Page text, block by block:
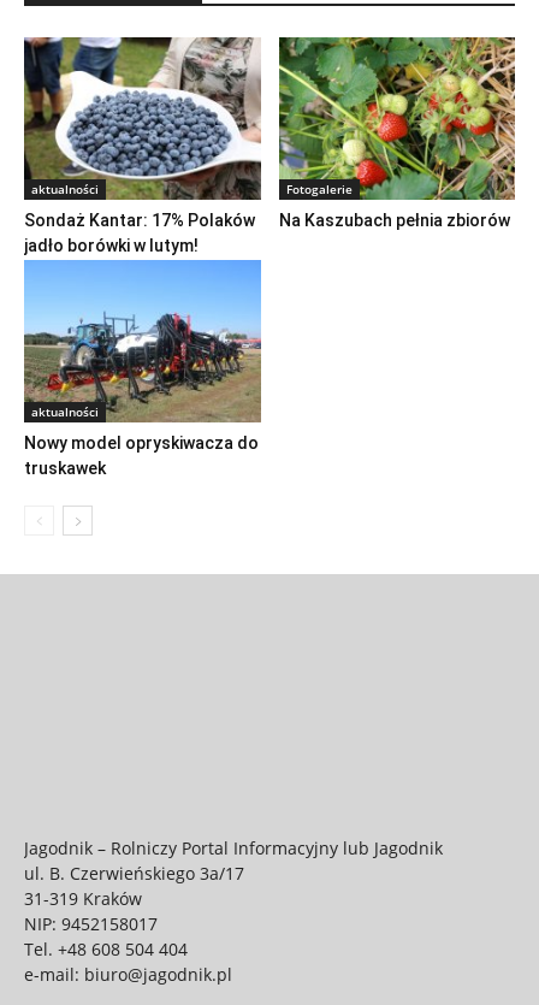
aktualności
Sondaż Kantar: 17% Polaków
jadło borówki w lutym!
Fotogalerie
Na Kaszubach pełnia zbiorów
aktualności
Nowy model opryskiwacza do
truskawek
Jagodnik – Rolniczy Portal Informacyjny lub Jagodnik
ul. B. Czerwieńskiego 3a/17
31-319 Kraków
NIP: 9452158017
Tel. +48 608 504 404
e-mail: biuro@jagodnik.pl